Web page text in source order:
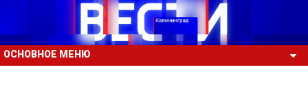
ОСНОВНОЕ МЕНЮ